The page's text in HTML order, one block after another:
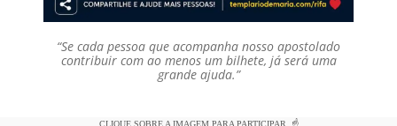
“Se cada pessoa que acompanha nosso apostolado
contribuir com ao menos um bilhete, já será uma
grande ajuda.”
CLIQUE SOBRE A IMAGEM PARA PARTICIPAR. ☝️